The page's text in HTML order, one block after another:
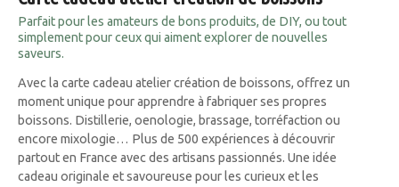
Parfait pour les amateurs de bons produits, de DIY, ou tout
simplement pour ceux qui aiment explorer de nouvelles
saveurs.
Avec la carte cadeau atelier création de boissons, offrez un
moment unique pour apprendre à fabriquer ses propres
boissons. Distillerie, oenologie, brassage, torréfaction ou
encore mixologie… Plus de 500 expériences à découvrir
partout en France avec des artisans passionnés. Une idée
cadeau originale et savoureuse pour les curieux et les